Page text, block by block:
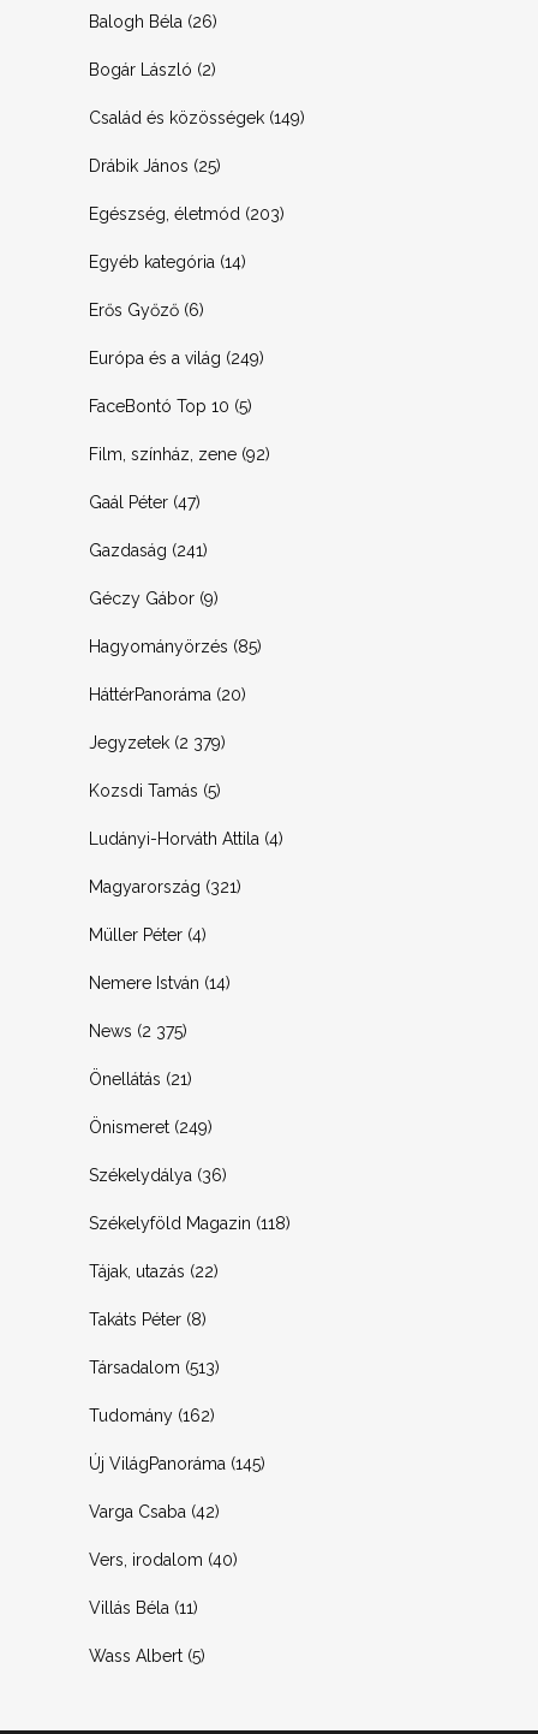
Balogh Béla (26)
Bogár László (2)
Család és közösségek (149)
Drábik János (25)
Egészség, életmód (203)
Egyéb kategória (14)
Erős Győző (6)
Európa és a világ (249)
FaceBontó Top 10 (5)
Film, színház, zene (92)
Gaál Péter (47)
Gazdaság (241)
Géczy Gábor (9)
Hagyományörzés (85)
HáttérPanoráma (20)
Jegyzetek (2 379)
Kozsdi Tamás (5)
Ludányi-Horváth Attila (4)
Magyarország (321)
Müller Péter (4)
Nemere István (14)
News (2 375)
Önellátás (21)
Önismeret (249)
Székelydálya (36)
Székelyföld Magazin (118)
Tájak, utazás (22)
Takáts Péter (8)
Társadalom (513)
Tudomány (162)
Új VilágPanoráma (145)
Varga Csaba (42)
Vers, irodalom (40)
Villás Béla (11)
Wass Albert (5)